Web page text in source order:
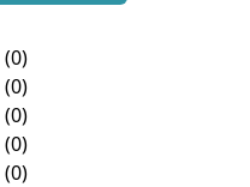
(0)
(0)
(0)
(0)
(0)